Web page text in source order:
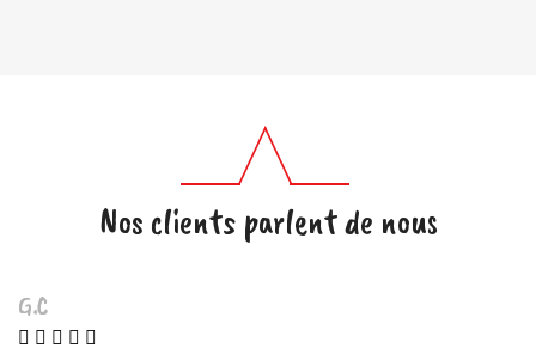
Nos clients parlent de nous
G.C